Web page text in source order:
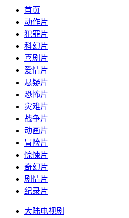
首页
动作片
犯罪片
科幻片
喜剧片
爱情片
悬疑片
恐怖片
灾难片
战争片
动画片
冒险片
惊悚片
奇幻片
剧情片
纪录片
大陆电视剧